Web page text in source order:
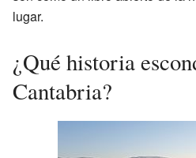
lugar.
¿Qué historia
Cantabria?